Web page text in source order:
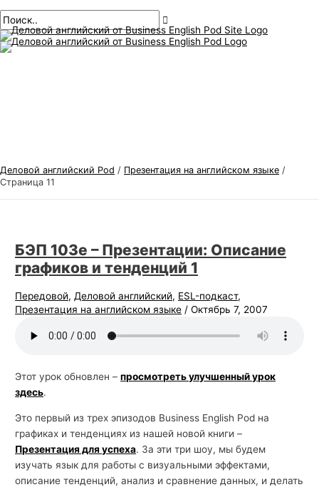
к
содержанию
меню
Деловой английский Pod / Презентация на английском языке /
Страница 11
БЭП 103е – Презентации: Описание
графиков и тенденций 1
Передовой, Деловой английский, ESL-подкаст,
Презентация на английском языке /Октябрь 7, 2007
Этот урок обновлен –просмотреть улучшенный урок
здесь.
Это первый из трех эпизодов Business English Pod на
графиках и тенденциях из нашей новой книги –
Презентация для успеха. За эти три шоу, мы будем
изучать язык для работы с визуальными эффектами,
описание тенденций, анализ и сравнение данных, и делать
сообщений
Т
е
м
о
н
г
л
и
к
о
г
о
И
с
к